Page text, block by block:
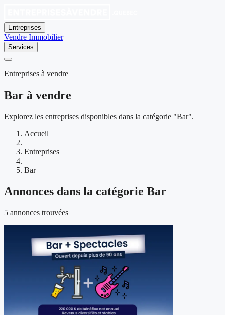
Entreprises
Vendre Immobilier
Services
Entreprises à vendre
Bar à vendre
Explorez les entreprises disponibles dans la catégorie "Bar".
Accueil
Entreprises
Bar
Annonces dans la catégorie Bar
5 annonces trouvées